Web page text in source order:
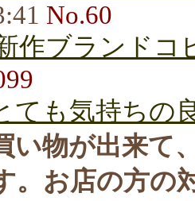
No.60
作ブランドコ
ても気持ちの
い物が出来て
。お店の方の